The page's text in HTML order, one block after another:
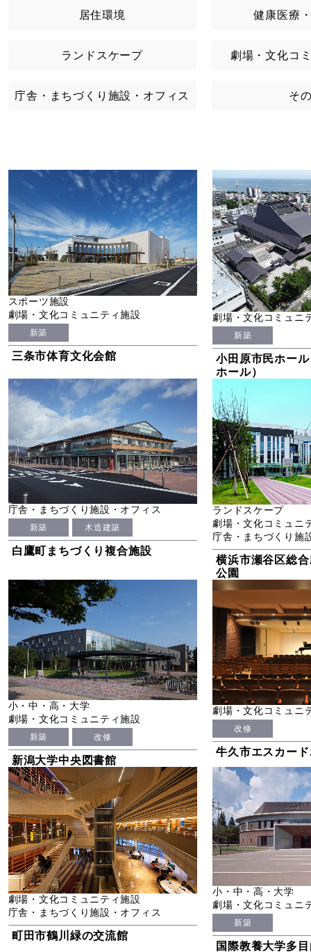
居住環境 健康医療
ランドスケープ 劇場・文化コ
庁舎・まちづくり施設・オフィス そ
スポーツ施設
劇場・文化コミュニティ施設
新築
三条市体育文化会館
劇場・文化コミュニ
新築
小田原市民ホー
ホール）
庁舎・まちづくり施設・オフィス
新築 木造建築
白鷹町まちづくり複合施設
ランドスケープ
劇場・文化コミュニ
庁舎・まちづくり施
横浜市瀬谷区総
公園
小・中・高・大学
劇場・文化コミュニティ施設
新築 改修
新潟大学中央図書館
劇場・文化コミュニ
改修
牛久市エスカー
劇場・文化コミュニティ施設
庁舎・まちづくり施設・オフィス
町田市鶴川緑の交流館
小・中・高・大学
劇場・文化コミュニ
新築
国際教養大学多